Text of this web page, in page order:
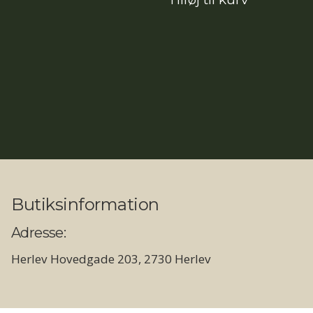
Butiksinformation
Adresse:
Herlev Hovedgade 203, 2730 Herlev